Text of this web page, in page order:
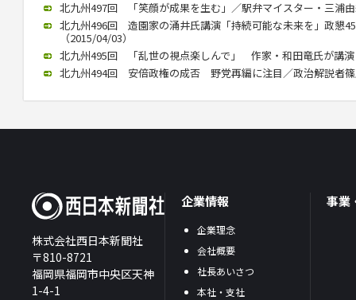
北九州497回 「笑顔が成果を生む」／駅弁マイスター・三浦
北九州496回 造園家の涌井氏講演「持続可能な未来を」政懇
（2015/04/03）
北九州495回 「乱世の視点楽しんで」 作家・和田竜氏が講
北九州494回 安倍政権の成否 野党再編に注目／政治解説者
株式会社西日本新聞社
〒810-8721
福岡県福岡市中央区天神
1-4-1
企業情報
企業理念
会社概要
社長あいさつ
本社・支社
事業